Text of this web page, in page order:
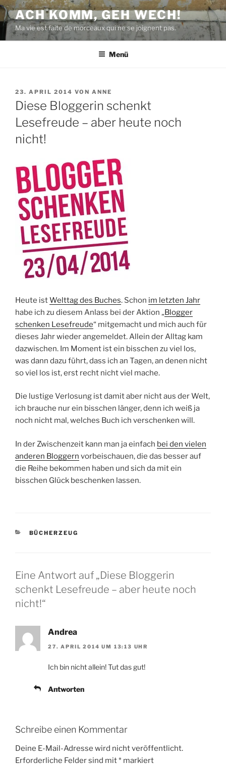
Zum
Inhalt
springen
ACH KOMM, GEH WECH!
Ma vie est faite de morceaux qui ne se joignent pas.
Menü
VERÖFFENTLICHT
AM
23. APRIL 2014 VON ANNE
Diese Bloggerin schenkt
Lesefreude – aber heute noch
nicht!
Heute istWelttag des Buches. Schon im letzten Jahr
habe ich zu diesem Anlass bei der Aktion „Blogger
schenken Lesefreude“ mitgemacht und mich auch für
dieses Jahr wieder angemeldet. Allein der Alltag kam
dazwischen. Im Moment ist ein bisschen zu viel los,
was dann dazu führt, dass ich an Tagen, an denen nicht
so viel los ist, erst recht nicht viel mache.
Die lustige Verlosung ist damit aber nicht aus der Welt,
ich brauche nur ein bisschen länger, denn ich weiß ja
noch nicht mal, welches Buch ich verschenken will.
In der Zwischenzeit kann man ja einfach bei den vielen
anderen Bloggern vorbeischauen, die das besser auf
die Reihe bekommen haben und sich da mit ein
bisschen Glück beschenken lassen.
KATEGORIEN
BÜCHERZEUG
Eine Antwort auf „Diese Bloggerin
schenkt Lesefreude – aber heute noch
nicht!“
Andrea
27. APRIL 2014 UM 13:13 UHR
Ich bin nicht allein! Tut das gut!
Antworten
Schreibe einen Kommentar
Deine E-Mail-Adresse wird nicht veröffentlicht.
Erforderliche Felder sind mit* markiert